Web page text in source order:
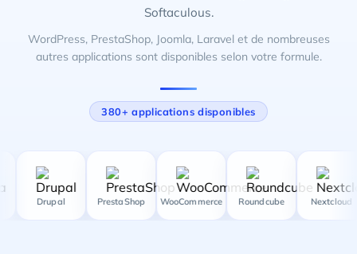
Softaculous.
WordPress, PrestaShop, Joomla, Laravel et de nombreuses
autres applications sont disponibles selon votre formule.
380+ applications disponibles
Drupal PrestaShop WooCommerce Roundcube Nextcloud